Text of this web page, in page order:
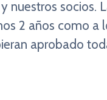
nuestros socios.
2 años como a
aprobado